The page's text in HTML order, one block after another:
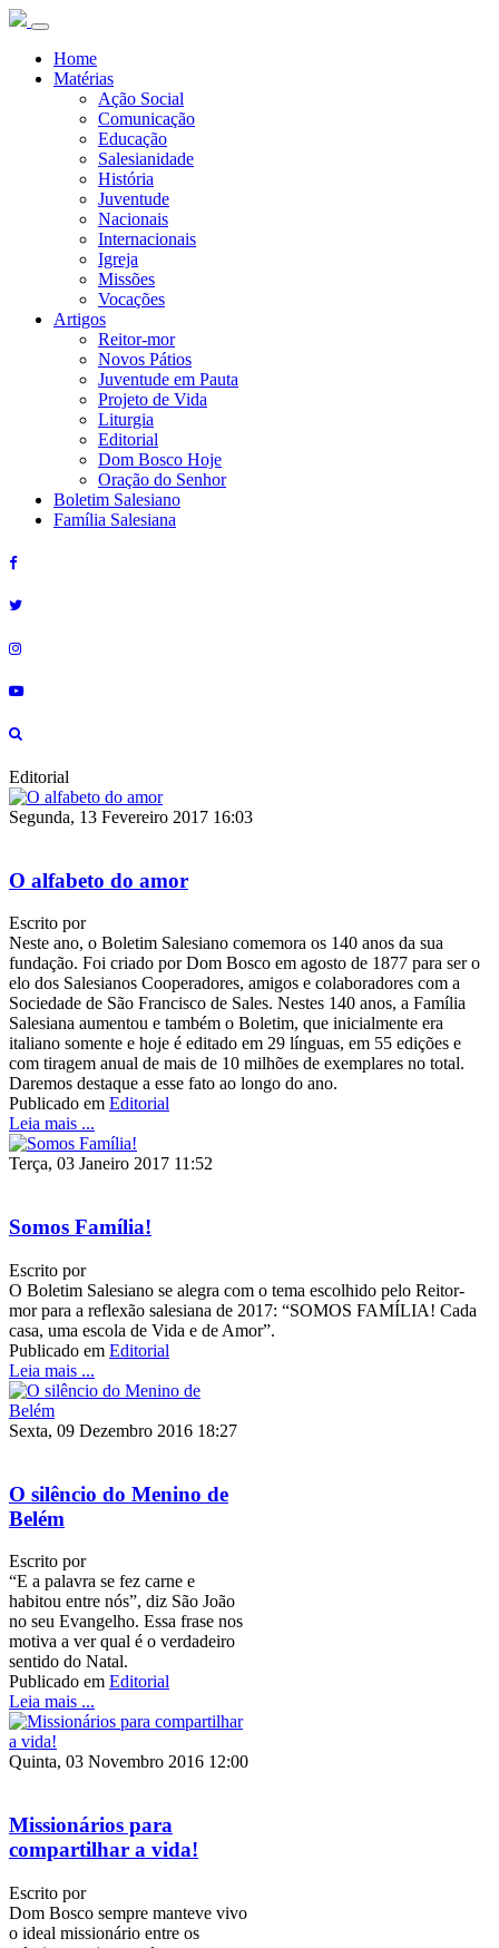
Home
Matérias
Ação Social
Comunicação
Educação
Salesianidade
História
Juventude
Nacionais
Internacionais
Igreja
Missões
Vocações
Artigos
Reitor-mor
Novos Pátios
Juventude em Pauta
Projeto de Vida
Liturgia
Editorial
Dom Bosco Hoje
Oração do Senhor
Boletim Salesiano
Família Salesiana
Editorial
Segunda, 13 Fevereiro 2017 16:03
O alfabeto do amor
Escrito por
Neste ano, o Boletim Salesiano comemora os 140 anos da sua
fundação. Foi criado por Dom Bosco em agosto de 1877 para ser o
elo dos Salesianos Cooperadores, amigos e colaboradores com a
Sociedade de São Francisco de Sales. Nestes 140 anos, a Família
Salesiana aumentou e também o Boletim, que inicialmente era
italiano somente e hoje é editado em 29 línguas, em 55 edições e
com tiragem anual de mais de 10 milhões de exemplares no total.
Daremos destaque a esse fato ao longo do ano.
Publicado em Editorial
Leia mais ...
Terça, 03 Janeiro 2017 11:52
Somos Família!
Escrito por
O Boletim Salesiano se alegra com o tema escolhido pelo Reitor-
mor para a reflexão salesiana de 2017: “SOMOS FAMÍLIA! Cada
casa, uma escola de Vida e de Amor”.
Publicado em Editorial
Leia mais ...
Sexta, 09 Dezembro 2016 18:27
O silêncio do Menino de
Belém
Escrito por
“E a palavra se fez carne e
habitou entre nós”, diz São João
no seu Evangelho. Essa frase nos
motiva a ver qual é o verdadeiro
sentido do Natal.
Publicado em Editorial
Leia mais ...
Quinta, 03 Novembro 2016 12:00
Missionários para
compartilhar a vida!
Escrito por
Dom Bosco sempre manteve vivo
o ideal missionário entre os